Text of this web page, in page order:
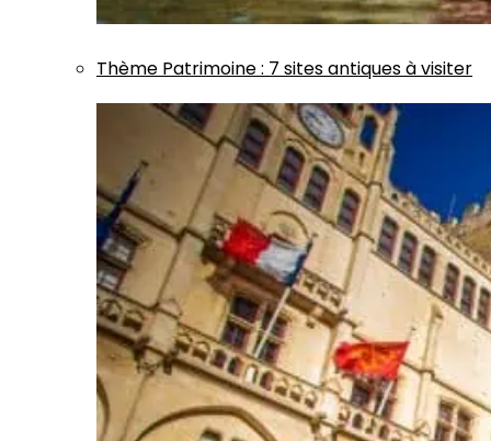
Thème Patrimoine: 7 sites antiques à visiter